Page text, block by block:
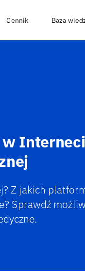
Cennik Baza
Z jakich
Sprawdź